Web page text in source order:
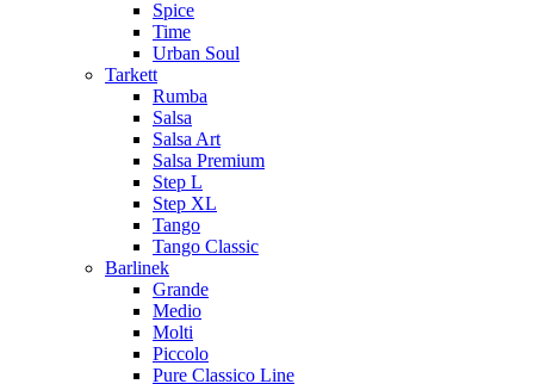
Spice
Time
Urban Soul
Tarkett
Rumba
Salsa
Salsa Art
Salsa Premium
Step L
Step XL
Tango
Tango Classic
Barlinek
Grande
Medio
Molti
Piccolo
Pure Classico Line